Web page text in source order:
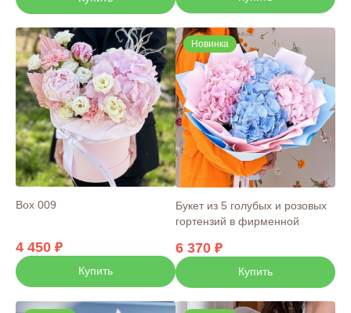
Box 009
4 450
Купить
Новинка
Букет из 5 голубых и розовых
гортензий в фирменной
6 370
Купить